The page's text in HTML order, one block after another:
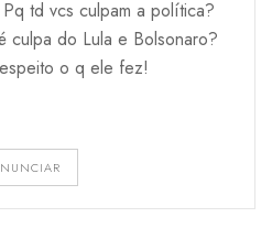
td vcs culpam a política?
culpa do Lula e Bolsonaro?
o q ele fez!